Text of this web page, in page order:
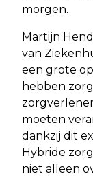
morgen.
Martijn
van
een grote
hebben
moeten
dankzij dit
Hybride
niet alleen